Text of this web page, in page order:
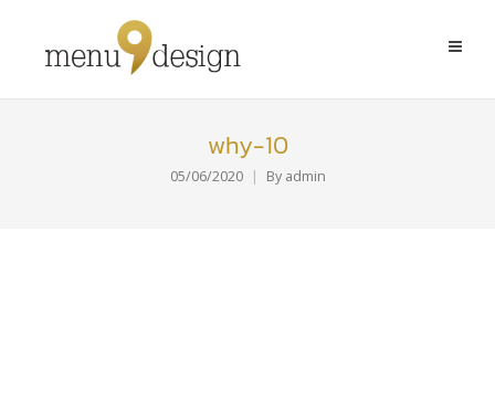
why-10
05/06/2020 By admin